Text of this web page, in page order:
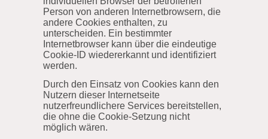
Person von anderen Internetbrowsern, die
andere Cookies enthalten, zu
unterscheiden. Ein bestimmter
Internetbrowser kann über die eindeutige
Cookie-ID wiedererkannt und identifiziert
werden.
Durch den Einsatz von Cookies kann den
Nutzern dieser Internetseite
nutzerfreundlichere Services bereitstellen,
die ohne die Cookie-Setzung nicht
möglich wären.